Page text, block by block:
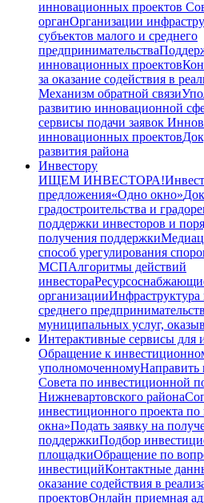
инновационных проектов
органОрганизации
субъектов малого и среднего
предпринимательства
инновационных проектов
за оказание содействия в
Механизм обратной связи
развитию инновационной
сервисы подачи заявок
инновационных проектов
развития района
Инвестору
ИЩЕМ ИНВЕСТОРА!
предложения«Одно окно»
градостроительства и
поддержки инвесторов и
получения поддержки
способ урегулирования
МСПАлгоритмы действий
инвестора
организации
среднего
муниципальных услуг,
Интерактивные сервисы для
Обращение к
уполномоченномуНаправить
Совета по инвестиционной
Нижневартовского района
инвестиционного проекта
окна»Подать заявку на
поддержкиПодбор
площадкиОбращение по
инвестицийКонтактные
оказание содействия в
проектовОнлайн приемная